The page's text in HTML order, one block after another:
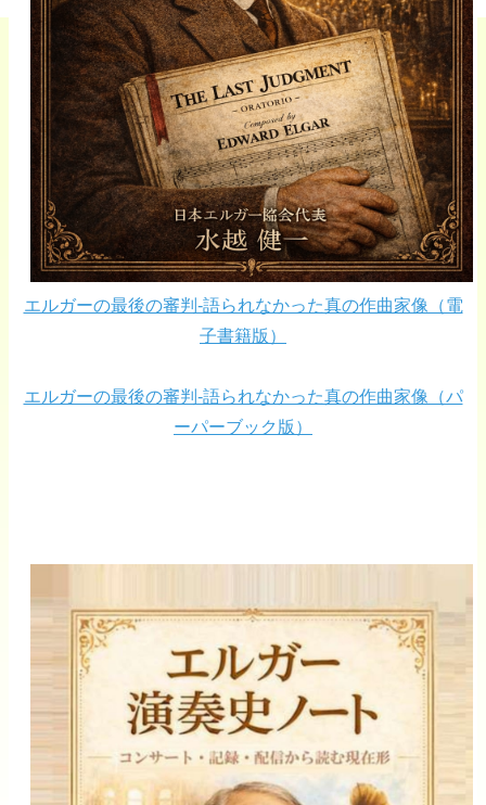
エルガーの最後の審判-語られなかった真の作曲家像（電
子書籍版）
エルガーの最後の審判-語られなかった真の作曲家像（パ
ーパーブック版）